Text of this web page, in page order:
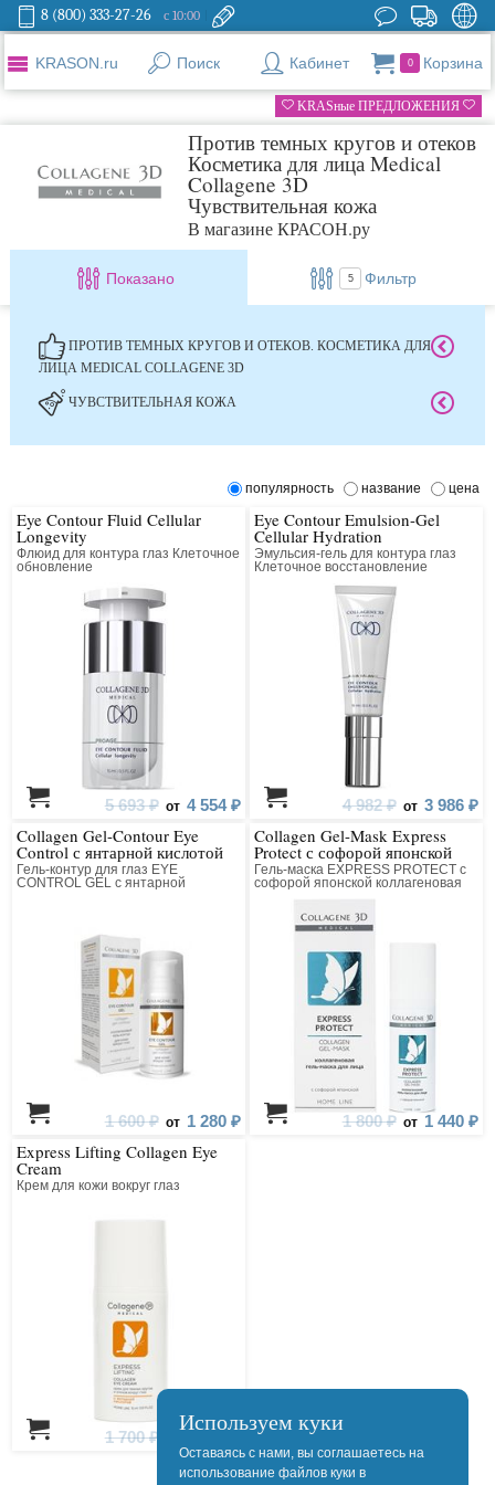
8 (800) 333-27-26 с 10:00
KRASON.ru Поиск Кабинет 0 Корзина
KRASные ПРЕДЛОЖЕНИЯ
Против темных кругов и отеков
Косметика для лица Medical
Collagene 3D
Чувствительная кожа
В магазине КРАСОН.ру
Показано 5 Фильтр
ПРОТИВ ТЕМНЫХ КРУГОВ И ОТЕКОВ. КОСМЕТИКА ДЛЯ
ЛИЦА MEDICAL COLLAGENE 3D
ЧУВСТВИТЕЛЬНАЯ КОЖА
популярность название цена
Eye Contour Fluid Cellular
Longevity
Флюид для контура глаз Клеточное
обновление
5 693 ₽ от 4 554 ₽
Eye Contour Emulsion-Gel
Cellular Hydration
Эмульсия-гель для контура глаз
Клеточное восстановление
4 982 ₽ от 3 986 ₽
Collagen Gel-Contour Eye
Control с янтарной кислотой
Гель-контур для глаз EYE
CONTROL GEL с янтарной
1 600 ₽ от 1 280 ₽
Collagen Gel-Mask Express
Protect с софорой японской
Гель-маска EXPRESS PROTECT с
софорой японской коллагеновая
1 800 ₽ от 1 440 ₽
Express Lifting Collagen Eye
Cream
Крем для кожи вокруг глаз
1 700 ₽
Используем куки
Оставаясь с нами, вы соглашаетесь на
использование файлов куки в